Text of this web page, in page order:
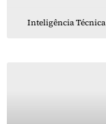
Inteligência Técnica